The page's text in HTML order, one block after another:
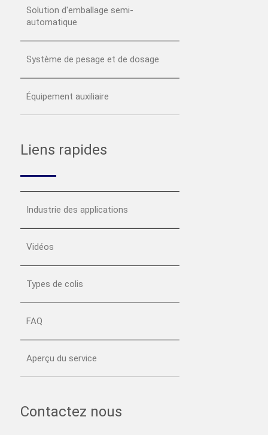
Solution d'emballage semi-
automatique
Système de pesage et de dosage
Équipement auxiliaire
Liens rapides
Industrie des applications
Vidéos
Types de colis
FAQ
Aperçu du service
Contactez nous